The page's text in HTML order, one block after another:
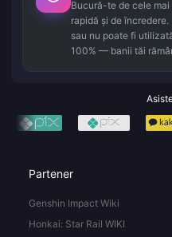
Bucură-te de cele
rapidă și de
sau nu poate fi
100% — banii tăi
Partener
Genshin Impact Wiki
Honkai: Star Rail WIKI